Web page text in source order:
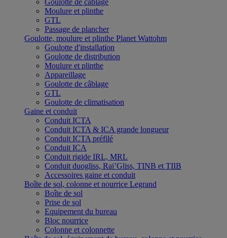
Goulotte de câblage
Moulure et plinthe
GTL
Passage de plancher
Goulotte, moulure et plinthe Planet Wattohm
Goulotte d'installation
Goulotte de distribution
Moulure et plinthe
Appareillage
Goulotte de câblage
GTL
Goulotte de climatisation
Gaine et conduit
Conduit ICTA
Conduit ICTA & ICA grande longueur
Conduit ICTA préfilé
Conduit ICA
Conduit rigide IRL, MRL
Conduit duogliss, Rai’Gliss, TINB et TIIB
Accessoires gaine et conduit
Boîte de sol, colonne et nourrice Legrand
Boîte de sol
Prise de sol
Equipement du bureau
Bloc nourrice
Colonne et colonnette